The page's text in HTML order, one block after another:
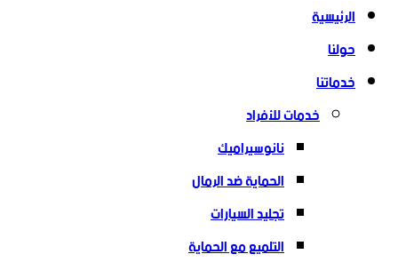
الرئيسية
حولنا
خدماتنا
خدمات للأفراد
نانوسيراميك
الحماية ضد الرمال
تجليد السيارات
التلميع مع الحماية